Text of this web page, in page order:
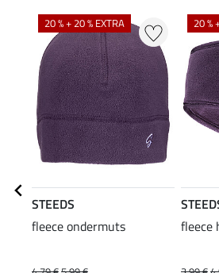
20 % + 20 % EXTRA
STEEDS
fleece ondermuts
20 %
fleece